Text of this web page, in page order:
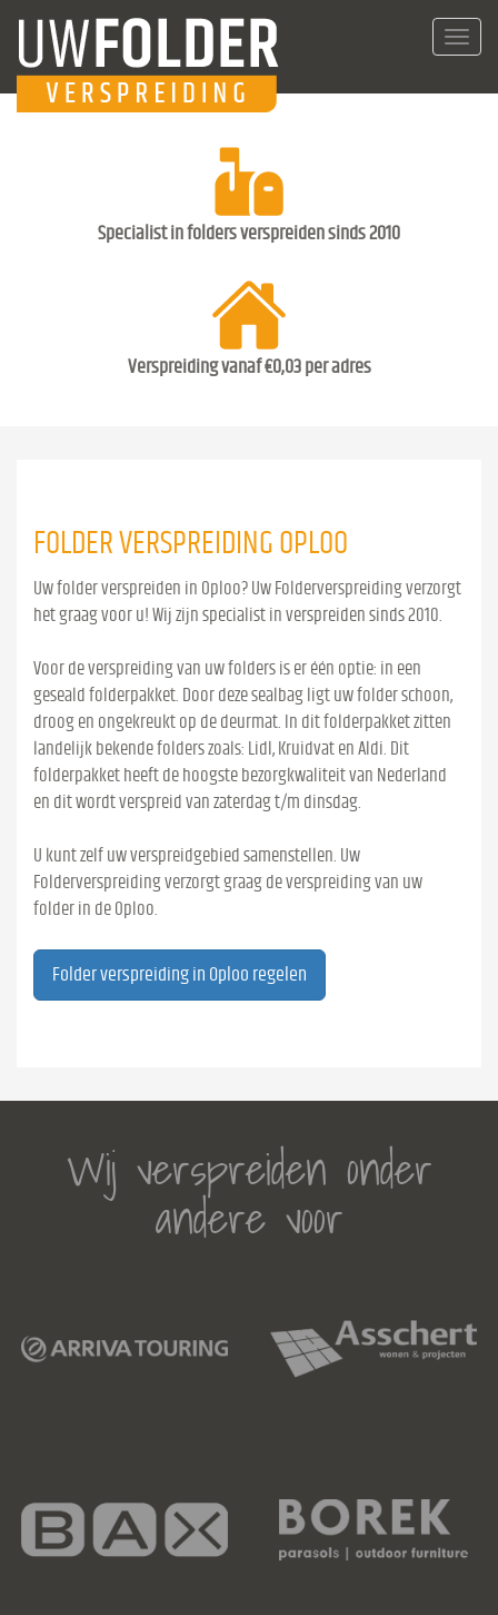
Specialist in folders verspreiden sinds 2010
Verspreiding vanaf €0,03 per adres
FOLDER VERSPREIDING OPLOO
Uw folder verspreiden in Oploo? Uw Folderverspreiding verzorgt
het graag voor u! Wij zijn specialist in verspreiden sinds 2010.
Voor de verspreiding van uw folders is er één optie: in een
geseald folderpakket. Door deze sealbag ligt uw folder schoon,
droog en ongekreukt op de deurmat. In dit folderpakket zitten
landelijk bekende folders zoals: Lidl, Kruidvat en Aldi. Dit
folderpakket heeft de hoogste bezorgkwaliteit van Nederland
en dit wordt verspreid van zaterdag t/m dinsdag.
U kunt zelf uw verspreidgebied samenstellen. Uw
Folderverspreiding verzorgt graag de verspreiding van uw
folder in de Oploo.
Folder verspreiding in Oploo regelen
Wij verspreiden onder
andere voor